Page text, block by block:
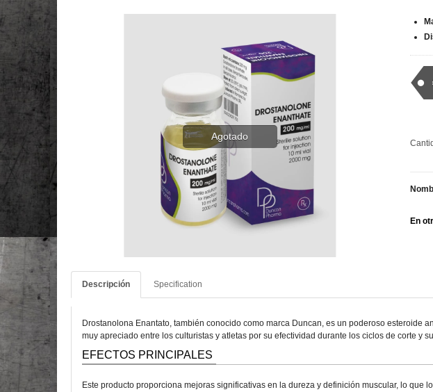
Agotado
En
Descripción Specification
Drostanolona Enantato, también conocido como marca Duncan, es un poderoso
muy apreciado entre los culturistas y atletas por su efectividad durante los ciclos de corte y
EFECTOS PRINCIPALES
Este producto proporciona mejoras significativas en la dureza y definición muscular, lo